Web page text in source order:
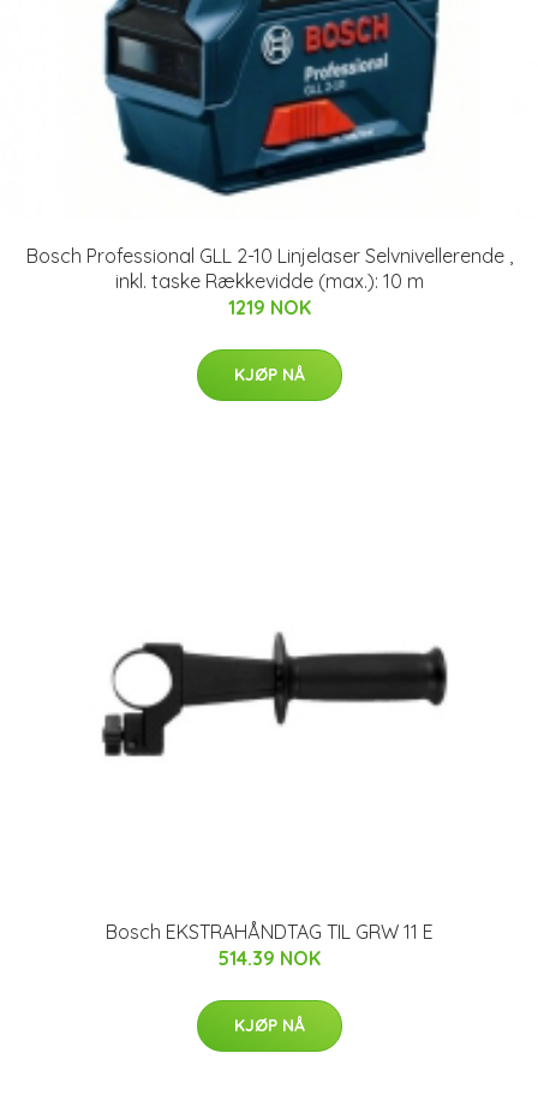
Bosch Professional GLL 2-10 Linjelaser Selvnivellerende ,
inkl. taske Rækkevidde (max.): 10 m
1219 NOK
KJØP NÅ
Bosch EKSTRAHÅNDTAG TIL GRW 11 E
514.39 NOK
KJØP NÅ